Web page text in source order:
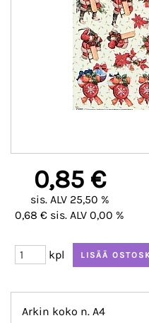
0,85 €
sis. ALV 25,50 %
0,68 € sis. ALV 0,00 %
kpl
Arkin koko n. A4